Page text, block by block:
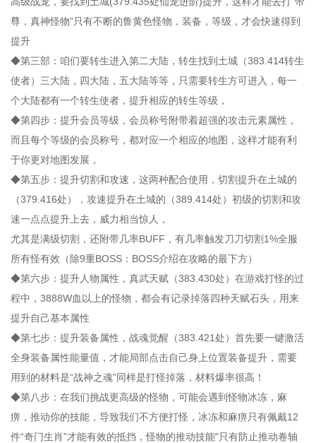
尊，真神怪物”只有不断的鲁黄色怪物，装备，等级，才会快速得到
提升
◆第三部：咱们要转生进入第二大陆，转生找到土城（383.414转生
使者）三大陆，四大陆，五大陆等等，只需要转生方可进入，每一
个大陆都有一个转生使者，提升相应的转生等级，
◆第四步：提升会员等级，会员称号附带着超强的攻击元素属性，
而且每个等级的会员称号，都对应一个相应的地图，这样才能有利
于你更对地图发展，
◆第五步：提升切割和攻速，这两种配合使用，切割提升在土城的
（379.416处），攻速提升在土城的（389.414处）初级的切割和攻
速一点点提升上去，威力相当惊人，
尤其是满级切割，还附带几率BUFF，有几率触发刀刀切割1%全服
所有怪有效（除9重BOSS：BOSS介绍在攻略的最下方）
◆第六步：提升人物属性，真武天赋（383.430处）在游戏打怪的过
程中，3888W血以上的怪物，都会有记录掉落四种天赋石头，用来
提升自己基本属性
◆第七步：提升装备属性，战魂觉醒（383.421处）首先要一键激活
全身装备属性能量值，才能局部点击自己身上位置装备提升，需要
用到的材料是“战神之魂”同样是打怪掉落，材料爆率很高！
◆第八步：在我们挑战更高级的怪物，可能会遇到怪物冰冻，麻
痹，推动你的技能，导致我们不方便打怪，冰冻和麻痹只有佩戴12
件“奇门生肖”才能有效的抵挡，怪物的推动技能"只有防止推动卷轴